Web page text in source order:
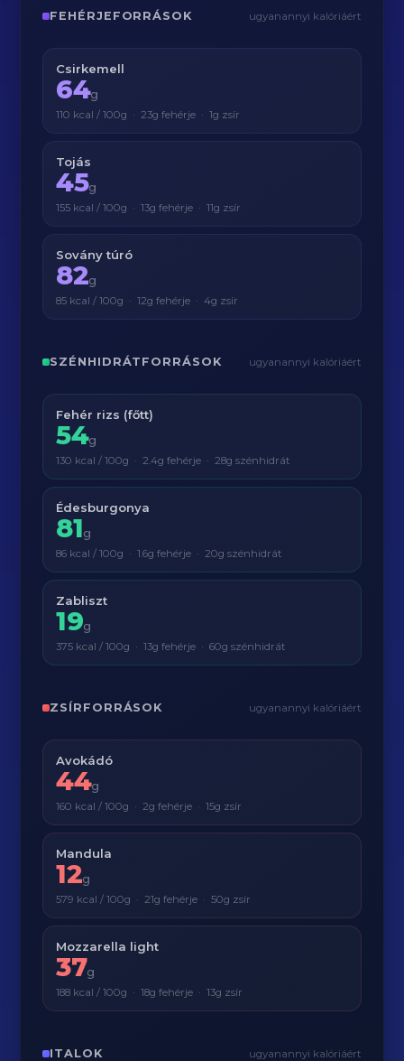
FEHÉRJEFORRÁSOK ugyanannyi kalóriáért
Csirkemell
64g
110 kcal / 100g · 23g fehérje · 1g zsír
Tojás
45g
155 kcal / 100g · 13g fehérje · 11g zsír
Sovány túró
82g
85 kcal / 100g · 12g fehérje · 4g zsír
SZÉNHIDRÁTFORRÁSOK ugyanannyi kalóriáért
Fehér rizs (főtt)
54g
130 kcal / 100g · 2.4g fehérje · 28g szénhidrát
Édesburgonya
81g
86 kcal / 100g · 1.6g fehérje · 20g szénhidrát
Zabliszt
19g
375 kcal / 100g · 13g fehérje · 60g szénhidrát
ZSÍRFORRÁSOK ugyanannyi kalóriáért
Avokádó
44g
160 kcal / 100g · 2g fehérje · 15g zsír
Mandula
12g
579 kcal / 100g · 21g fehérje · 50g zsír
Mozzarella light
37g
188 kcal / 100g · 18g fehérje · 13g zsír
ITALOK ugyanannyi kalóriáért